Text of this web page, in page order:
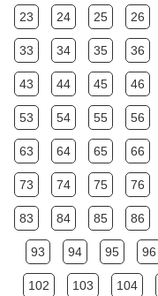
23 24 25 26
33 34 35 36
43 44 45 46
53 54 55 56
63 64 65 66
73 74 75 76
83 84 85 86
93 94 95 96
102 103 104